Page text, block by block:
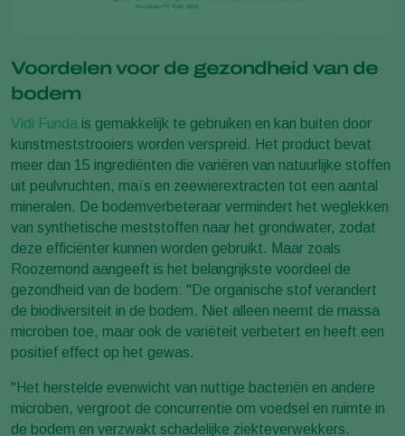
Voordelen voor de gezondheid van de
bodem
Vidi Funda is gemakkelijk te gebruiken en kan buiten door
kunstmeststrooiers worden verspreid. Het product bevat
meer dan 15 ingrediënten die variëren van natuurlijke stoffen
uit peulvruchten, maïs en zeewierextracten tot een aantal
mineralen. De bodemverbeteraar vermindert het weglekken
van synthetische meststoffen naar het grondwater, zodat
deze efficiënter kunnen worden gebruikt. Maar zoals
Roozemond aangeeft is het belangrijkste voordeel de
gezondheid van de bodem: "De organische stof verandert
de biodiversiteit in de bodem. Niet alleen neemt de massa
microben toe, maar ook de variëteit verbetert en heeft een
positief effect op het gewas.
"Het herstelde evenwicht van nuttige bacteriën en andere
microben, vergroot de concurrentie om voedsel en ruimte in
de bodem en verzwakt schadelijke ziekteverwekkers.